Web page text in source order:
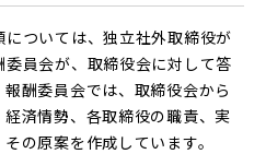
ついては、独立社外取締役が
員会が、取締役会に対して答
酬委員会では、取締役会から
済情勢、各取締役の職責、実
の原案を作成しています。